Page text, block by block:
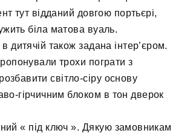
тут відданий довгою портьєрі,
біла матова вуаль.
дитячій також задана інтер’єром.
трохи пограти з
світло-сіру основу
гірчичним блоком в тон дверок
« під ключ ». Дякую замовникам